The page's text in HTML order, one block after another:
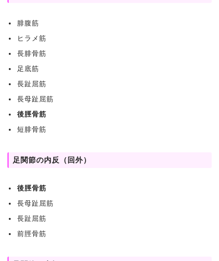
腓腹筋
ヒラメ筋
長腓骨筋
足底筋
長趾屈筋
長母趾屈筋
後脛骨筋
短腓骨筋
足関節の内反（回外）
後脛骨筋
長母趾屈筋
長趾屈筋
前脛骨筋